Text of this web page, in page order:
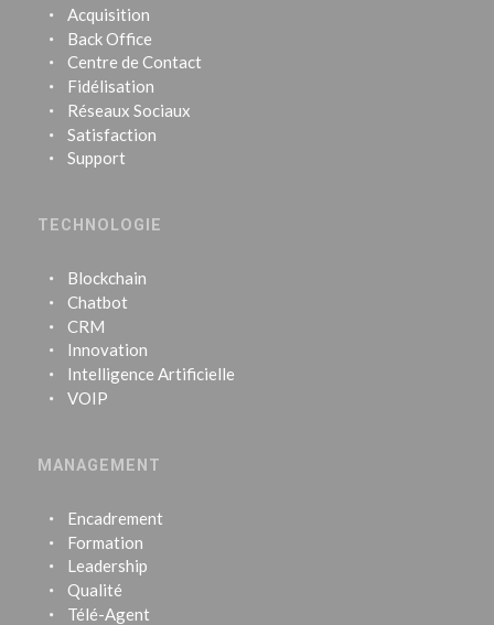
Acquisition
Back Office
Centre de Contact
Fidélisation
Réseaux Sociaux
Satisfaction
Support
TECHNOLOGIE
Blockchain
Chatbot
CRM
Innovation
Intelligence Artificielle
VOIP
MANAGEMENT
Encadrement
Formation
Leadership
Qualité
Télé-Agent